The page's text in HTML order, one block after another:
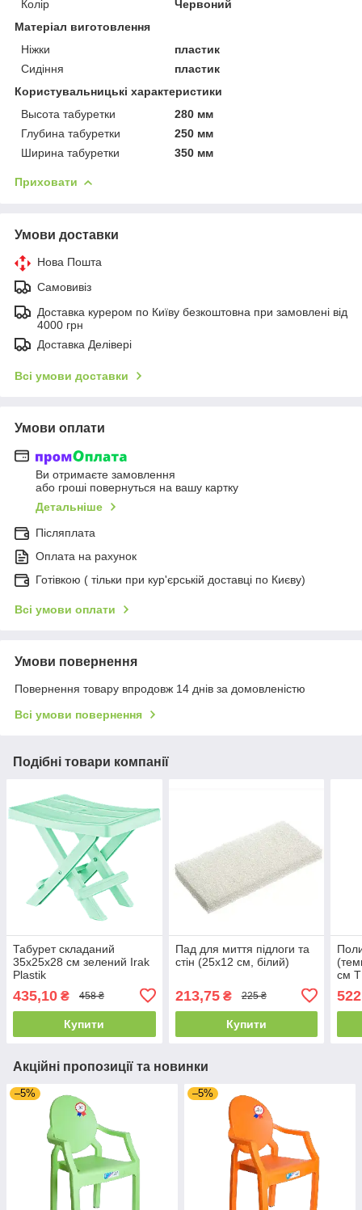
Колір
Червоний
Матеріал виготовлення
Ніжки
пластик
Сидіння
пластик
Користувальницькі характеристики
Высота табуретки
280 мм
Глубина табуретки
250 мм
Ширина табуретки
350 мм
Приховати
Умови доставки
Нова Пошта
Самовивіз
Доставка курером по Київу безкоштовна при замовлені від
4000 грн
Доставка Делівері
Всі умови доставки
Умови оплати
Ви отримаєте замовлення
або гроші повернуться на вашу картку
Детальніше
Післяплата
Оплата на рахунок
Готівкою ( тільки при кур'єрській доставці по Києву)
Всі умови оплати
Умови повернення
Повернення товару впродовж 14 днів за домовленістю
Всі умови повернення
Подібні товари компанії
Табурет складаний
35x25x28 см зелений Irak
Plastik
435,10 ₴ 458 ₴
Купити
Пад для миття підлоги та
стін (25x12 см, білий)
213,75₴ 225 ₴
Купити
см
Акційні пропозиції та новинки
–5% –5%